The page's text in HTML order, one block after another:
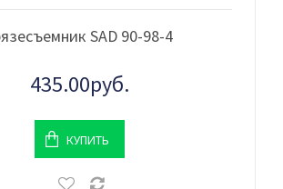
SAD 90-98-4
435.00руб.
КУПИТЬ